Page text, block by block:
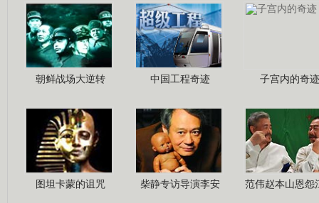
朝鲜战场大逆转 中国工程奇迹 子宫内的奇迹
图坦卡蒙的诅咒 柴静专访导演李安 范伟赵本山恩怨